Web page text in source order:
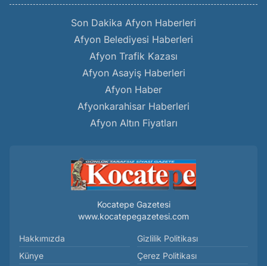
Son Dakika Afyon Haberleri
Afyon Belediyesi Haberleri
Afyon Trafik Kazası
Afyon Asayiş Haberleri
Afyon Haber
Afyonkarahisar Haberleri
Afyon Altın Fiyatları
Kocatepe Gazetesi
www.kocatepegazetesi.com
Hakkımızda
Künye
Gizlilik Politikası
Çerez Politikası